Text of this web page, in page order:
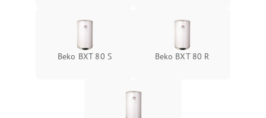
Beko BXT 80 S Beko BXT 80 R